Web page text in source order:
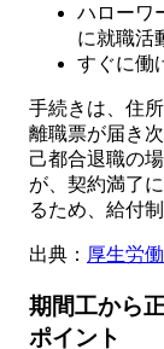
ハローワ
に就職活
すぐに働
手続きは、住
離職票が届き
己都合退職の
が、契約満了
るため、給付
出典： 厚生労
期間工から
ポイント